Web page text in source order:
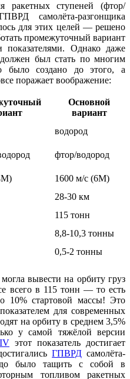
ракетных ступеней (фтор/
самолёта-разгонщика
для этих целей — решено
промежуточный вариант
показателями. Однако даже
был стать по многим
было создано до этого, а
поражает воображение:
Основной
вариант
водород
фтор/водород
1600 м/с (6М)
28-30 км
115 тонн
8,8-10,3 тонны
0,5-2 тонны
вывести на орбиту груз
всего в 115 тонн — то есть
10% стартовой массы! Это
для современных
на орбиту в среднем 3,5%
у самой тяжёлой версии
этот показатель достигает
ГПВРД самолёта-
было тащить с собой в
топливом ракетных